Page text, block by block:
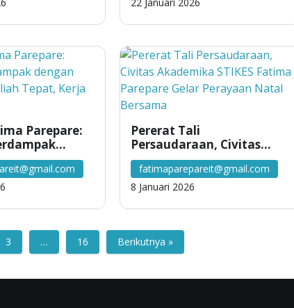
22 Januari 2026
Parepare:
“Kuliah
Cepat”
Pererat Tali
Persaudaraan, Civitas
Akademika STIKES Fatima
Parepare Gelar Perayaan
Natal Bersama
fatimaparepareit@gmail.com
8 Januari 2026
3 … 16 Berikutnya »